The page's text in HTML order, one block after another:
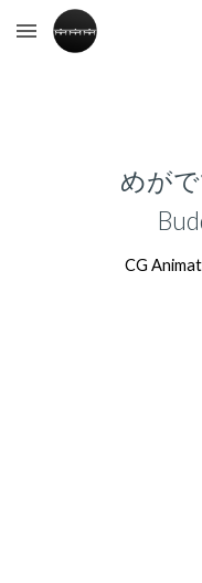
Skip to main content
めが
CG